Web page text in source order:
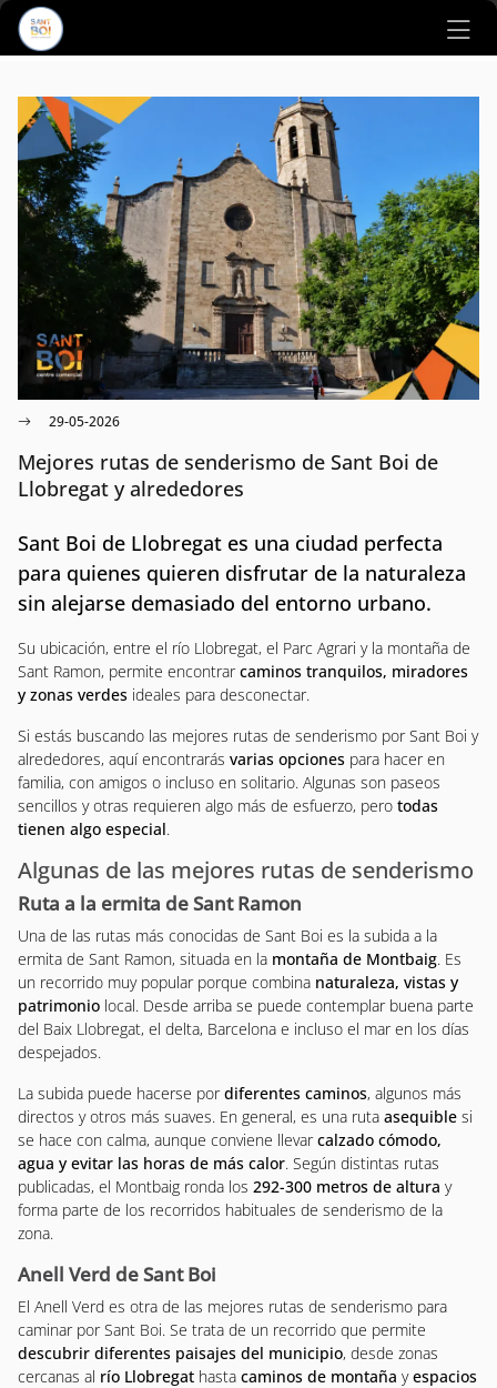
Ir al contenido principal
29-05-2026
Mejores rutas de senderismo de Sant Boi de
Llobregat y alrededores
Sant Boi de Llobregat es una ciudad perfecta
para quienes quieren disfrutar de la naturaleza
sin alejarse demasiado del entorno urbano.
Su ubicación, entre el río Llobregat, el Parc Agrari y la montaña de
Sant Ramon, permite encontrarcaminos tranquilos, miradores
y zonas verdes ideales para desconectar.
Si estás buscando las mejores rutas de senderismo por Sant Boi y
alrededores, aquí encontrarás varias opciones para hacer en
familia, con amigos o incluso en solitario. Algunas son paseos
sencillos y otras requieren algo más de esfuerzo, pero todas
tienen algo especial.
Algunas de las mejores rutas de senderismo
Ruta a la ermita de Sant Ramon
Una de las rutas más conocidas de Sant Boi es la subida a la
ermita de Sant Ramon, situada en la montaña de Montbaig. Es
un recorrido muy popular porque combina naturaleza, vistas y
patrimonio local. Desde arriba se puede contemplar buena parte
del Baix Llobregat, el delta, Barcelona e incluso el mar en los días
despejados.
La subida puede hacerse pordiferentes caminos, algunos más
directos y otros más suaves. En general, es una ruta asequible si
se hace con calma, aunque conviene llevarcalzado cómodo,
agua y evitar las horas de más calor. Según distintas rutas
publicadas, el Montbaig ronda los 292-300 metros de altura y
forma parte de los recorridos habituales de senderismo de la
zona.
Anell Verd de Sant Boi
El Anell Verd es otra de las mejores rutas de senderismo para
caminar por Sant Boi. Se trata de un recorrido que permite
descubrir diferentes paisajes del municipio, desde zonas
cercanas al río Llobregat hasta caminos de montaña yespacios